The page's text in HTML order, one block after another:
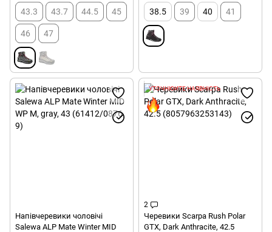
43.3 43.7 44.5 45
46 47
38.5 39 40 41
Напівчеревики чоловічі
Salewa ALP Mate Winter MID
УТОЧНЮЙТЕ НАЯВНІСТЬ
2
Черевики Scarpa Rush Polar
GTX, Dark Anthracite, 42.5